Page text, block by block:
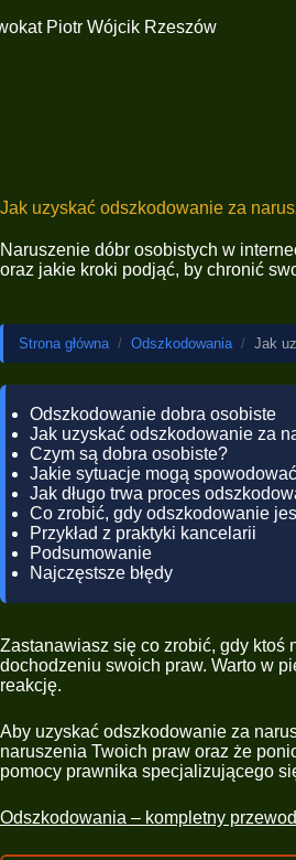
Jak uzyskać odszkodowanie za
Naruszenie dóbr osobistych w
oraz jakie kroki podjąć, by chronić
Strona główna / Odszkodowania / Jak
Odszkodowanie dobra osobiste
Jak uzyskać odszkodowanie za
Czym są dobra osobiste?
Jakie sytuacje mogą
Jak długo trwa proces
Co zrobić, gdy odszkodowanie
Przykład z praktyki kancelarii
Podsumowanie
Najczęstsze błędy
Zastanawiasz się co zrobić, gdy ktoś
dochodzeniu swoich praw. Warto w
reakcję.
Aby uzyskać odszkodowanie za
naruszenia Twoich praw oraz że
pomocy prawnika specjalizującego
Odszkodowania – kompletny